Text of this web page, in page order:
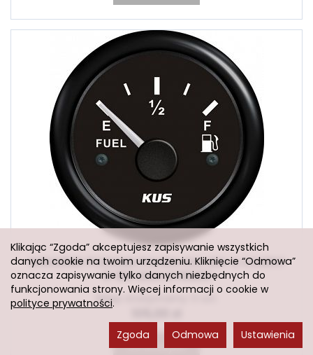
WSKAŹNIK POZIOMU PALIWA KUS SEA Q CZARNY
0-190 Ohm KY10200
Sklep stacjonarny: 0 szt.
Do koszyka
Klikając “Zgoda” akceptujesz zapisywanie wszystkich
danych cookie na twoim urządzeniu. Kliknięcie “Odmowa”
oznacza zapisywanie tylko danych niezbędnych do
funkcjonowania strony. Więcej informacji o cookie w
polityce prywatności.
Ustawienia
Odmowa
Zgoda